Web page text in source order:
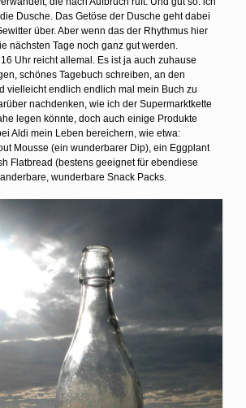
Dusche. Das Getöse der Dusche geht dabei
über. Aber wenn das der Rhythmus hier
nächsten Tage noch ganz gut werden.
Uhr reicht allemal. Es ist ja auch zuhause
schönes Tagebuch schreiben, an den
vielleicht endlich endlich mal mein Buch zu
nachdenken, wie ich der Supermarktkette
legen könnte, doch auch einige Produkte
Aldi mein Leben bereichern, wie etwa:
Mousse (ein wunderbarer Dip), ein Eggplant
Flatbread (bestens geeignet für ebendiese
wunderbare Snack Packs.